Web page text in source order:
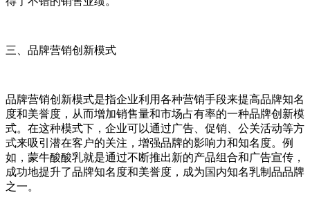
三、品牌营销创新模式
品牌营销创新模式是指企业利用各种营销手段来提高品牌知名
度和美誉度，从而增加销售量和市场占有率的一种品牌创新模
式。在这种模式下，企业可以通过广告、促销、公关活动等方
式来吸引潜在客户的关注，增强品牌的影响力和知名度。例
如，蒙牛酸酸乳就是通过不断推出新的产品组合和广告宣传，
成功地提升了品牌知名度和美誉度，成为国内知名乳制品品牌
之一。